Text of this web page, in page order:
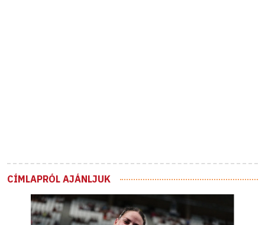
CÍMLAPRÓL AJÁNLJUK